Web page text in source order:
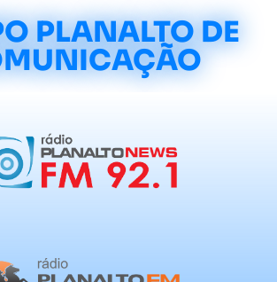
PLANALTO DE